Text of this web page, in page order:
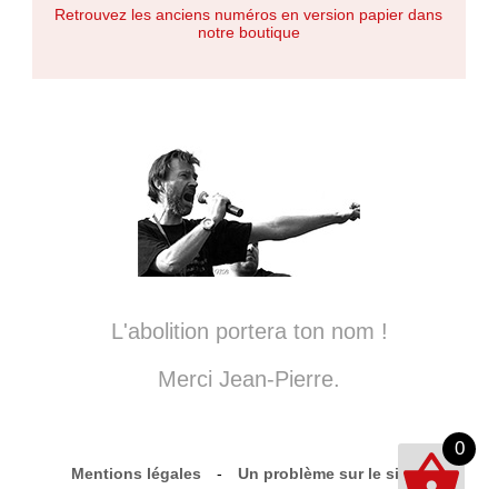
Retrouvez les anciens numéros en version papier dans
notre boutique
L'abolition portera ton nom !
Merci Jean-Pierre.
Mentions légales - Un problème sur le site ?
0